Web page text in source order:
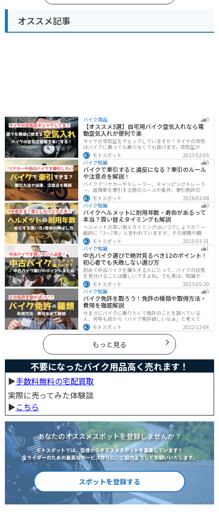
オススメ記事
バイク用品 0
【オススメ3選】自宅用バイク空気入れなら電
動空気入れが便利で楽
タイヤの空気圧をチェックしていますか？タイヤの空気
はバイクに乗っても乗らなくても抜けます。空気圧が下
がると走行性能・燃費・安全性に影響します。空気圧は
常に自分で管理できるようにしておきましょう。楽に使
えるオススメ空気入れをまとめたので、参考にしてくだ
さい。
モトスポット
2023-02-05
バイク知識
0
バイクで牽引すると違反になる？牽引のルール
や注意点を解説！
バイクでリヤカーやトレーラー、キャンピングトレーラ
ー、故障車を牽引する際のルールや条件、牽引免許の有
無、速度制限、必要な装備をわかりやすく解説。メリッ
ト・デメリットや注意点も紹介し、安全にバイクの積載
力をアップする方法をまとめました。
モトスポット
2026-02-08
バイク知識
0
バイクヘルメットに耐用年数・寿命があるって
本当？買い替えタイミングも解説
ヘルメットの買い換えタイミングはいつでしょうか？一
般的に「3〜7年」と言われていますが、その根拠や期限
前でも早めに交換した方がいいケースを紹介します。安
全にバイクに乗るためにもヘルメットの寿命についてし
っかりと理解しておきましょう。
モトスポット
2025-03-31
バイク知識
1
中古バイク選びで絶対見るべき12のポイント！
初心者でも失敗しない選び方
初めて中古バイクを購入する人にとって、バイクの状態
を見分けることは難しいですよね。でも実は、知識ゼロ
の初心者でも「12のポイント」に注目するだけで、中古
バイクの良し悪しを簡単に判断することができるんで
す！正しいポイントを押させて失敗しないバイク選びが
できるようになりましょう。
モトスポット
2023-05-20
バイク知識
0
バイク免許を取ろう！免許の種類や取得方法・
費用を徹底解説
今まさにバイクに乗りたくて免許のことを調べている
人、何年も前から「バイク免許欲しいなぁ」と考えてい
るうちに時間ばかりが経っている人。そんな人々に役立
つ情報を分かりやすくまとめました。バイク免許の種類
や、免許を取るための方法や必要な費用・日数などにつ
いて解説します。
モトスポット 2022-12-04
もっと見る
不要になったバイク用品高く売れます！
▶︎手数料無料の宅配買取
実際に売ってみた体験談
▶︎こちら
あなたのオススメスポットを登録しませんか？
モトスポットでは、皆様からオススメスポットを募集しています！
全ライダーのための最高なサービス作りに、ご協力よろしくお願いいたします。
スポットを登録する